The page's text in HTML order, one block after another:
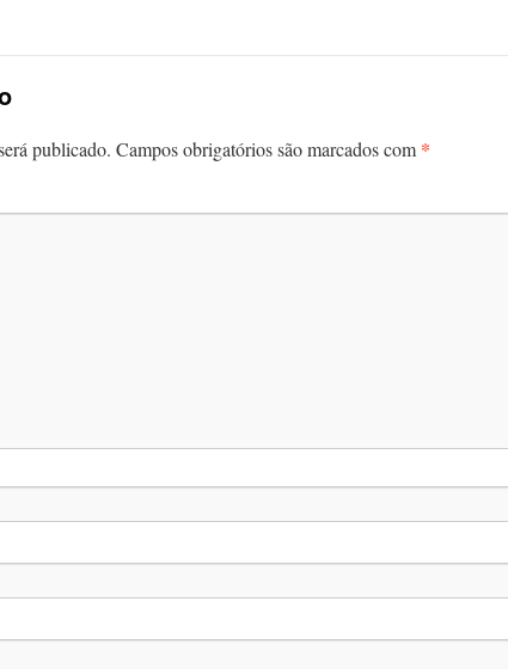
publicado. Campos obrigatórios são marcados com *